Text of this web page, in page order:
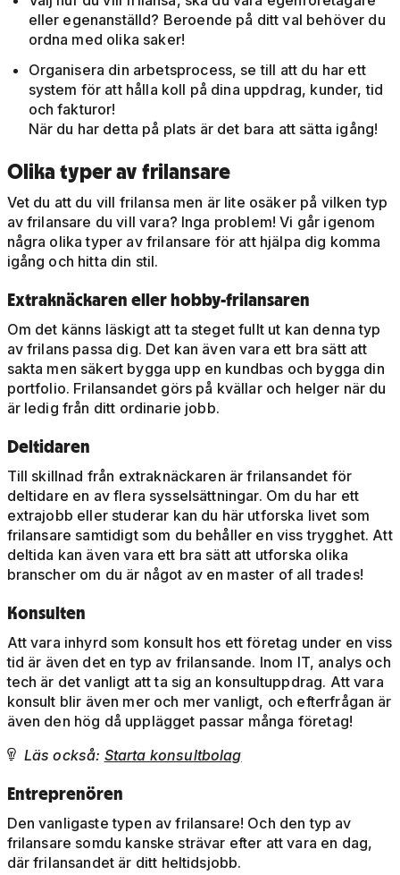
eller egenanställd? Beroende på ditt val behöver du
ordna med olika saker!
Organisera din arbetsprocess, se till att du har ett
system för att hålla koll på dina uppdrag, kunder, tid
och fakturor!
När du har detta på plats är det bara att sätta igång!
Olika typer av frilansare
Vet du att du vill frilansa men är lite osäker på vilken typ
av frilansare du vill vara? Inga problem! Vi går igenom
några olika typer av frilansare för att hjälpa dig komma
igång och hitta din stil.
Extraknäckaren eller hobby-frilansaren
Om det känns läskigt att ta steget fullt ut kan denna typ
av frilans passa dig. Det kan även vara ett bra sätt att
sakta men säkert bygga upp en kundbas och bygga din
portfolio. Frilansandet görs på kvällar och helger när du
är ledig från ditt ordinarie jobb.
Deltidaren
Till skillnad från extraknäckaren är frilansandet för
deltidare en av flera sysselsättningar. Om du har ett
extrajobb eller studerar kan du här utforska livet som
frilansare samtidigt som du behåller en viss trygghet. Att
deltida kan även vara ett bra sätt att utforska olika
branscher om du är något av en master of all trades!
Konsulten
Att vara inhyrd som konsult hos ett företag under en viss
tid är även det en typ av frilansande. Inom IT, analys och
tech är det vanligt att ta sig an konsultuppdrag. Att vara
konsult blir även mer och mer vanligt, och efterfrågan är
även den hög då upplägget passar många företag!
 Läs också: Starta konsultbolag
Entreprenören
Den vanligaste typen av frilansare! Och den typ av
frilansare somdu kanske strävar efter att vara en dag,
där frilansandet är ditt heltidsjobb.